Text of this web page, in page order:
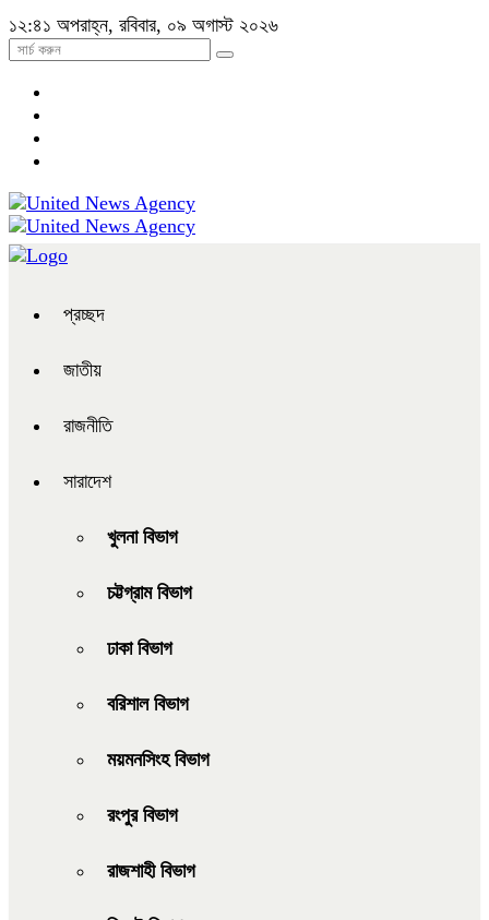
১২:৪১ অপরাহ্ন, রবিবার, ০৯ অগাস্ট ২০২৬
প্রচ্ছদ
জাতীয়
রাজনীতি
সারাদেশ
খুলনা বিভাগ
চট্টগ্রাম বিভাগ
ঢাকা বিভাগ
বরিশাল বিভাগ
ময়মনসিংহ বিভাগ
রংপুর বিভাগ
রাজশাহী বিভাগ